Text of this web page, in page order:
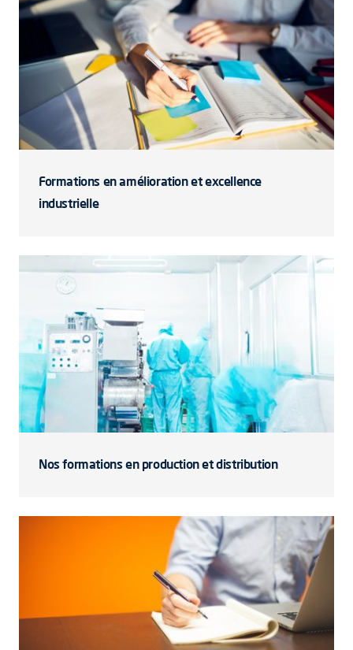
Formations en amélioration et excellence
industrielle
Nos formations en production et distribution